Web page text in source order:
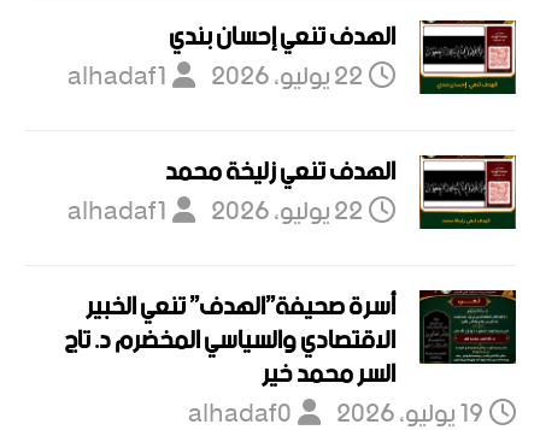
الهدف تنعي إحسان بندي
22 يوليو، 2026
alhadaf1
الهدف تنعي زليخة محمد
22 يوليو، 2026
alhadaf1
أسرة صحيفة”الهدف” تنعي الخبير
الاقتصادي والسياسي المخضرم د. تاج
السر محمد خير
19 يوليو، 2026
alhadaf0